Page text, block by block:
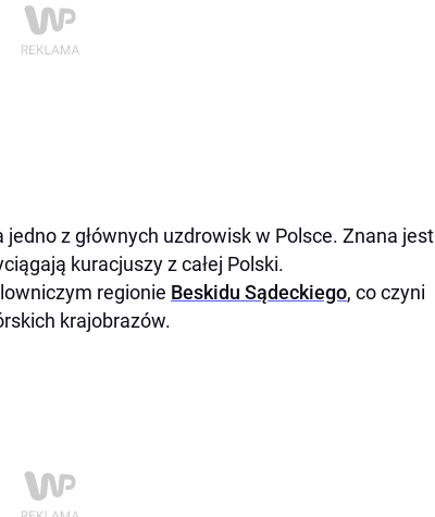
z głównych uzdrowisk w Polsce. Znana jest
kuracjuszy z całej Polski.
regionie Beskidu Sądeckiego, co czyni
krajobrazów.